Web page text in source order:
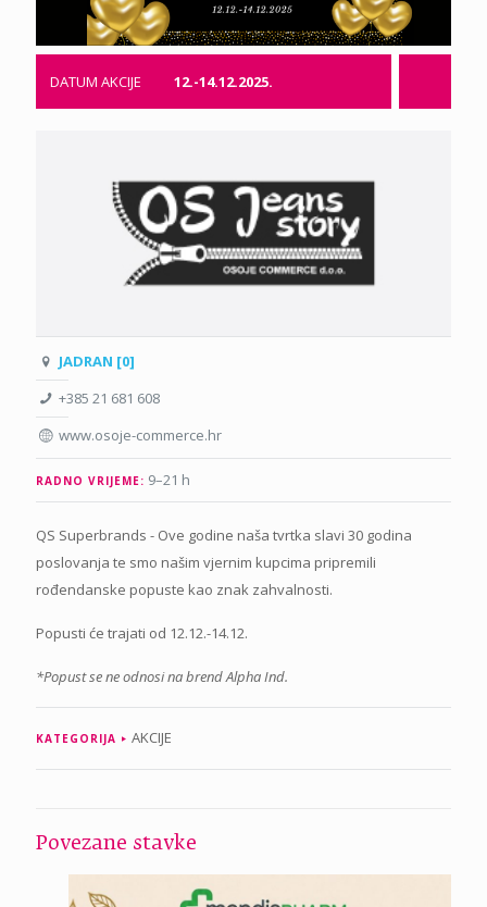
DATUM AKCIJE 12.-14.12.2025.
JADRAN [0]
+385 21 681 608
www.osoje-commerce.hr
RADNO VRIJEME: 9–21 h
QS Superbrands - Ove godine naša tvrtka slavi 30 godina
poslovanja te smo našim vjernim kupcima pripremili
rođendanske popuste kao znak zahvalnosti.
Popusti će trajati od 12.12.-14.12.
*Popust se ne odnosi na brend Alpha Ind.
KATEGORIJA AKCIJE
Povezane stavke